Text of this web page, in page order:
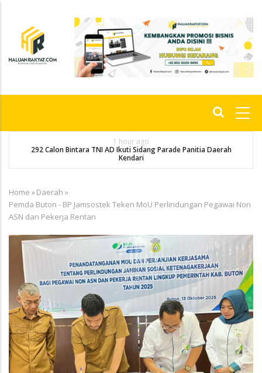
content
1 hour ago
292 Calon Bintara TNI AD Ikuti Sidang Parade Panitia Daerah
Kendari
Breadcrumb
Home »Daerah »
Pemda Buton - BP Jamsostek Teken MoU Perlindungan Pegawai Non
ASN dan Pekerja Rentan